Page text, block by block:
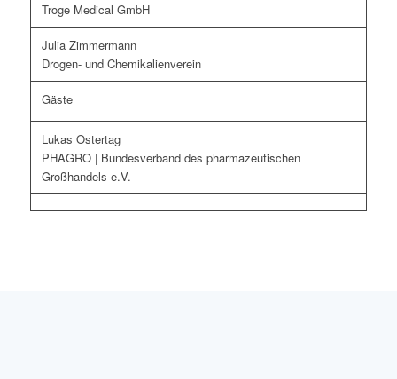
Troge Medical GmbH
Julia Zimmermann
Drogen- und Chemikalienverein
Gäste
Lukas Ostertag
PHAGRO | Bundesverband des pharmazeutischen
Großhandels e.V.